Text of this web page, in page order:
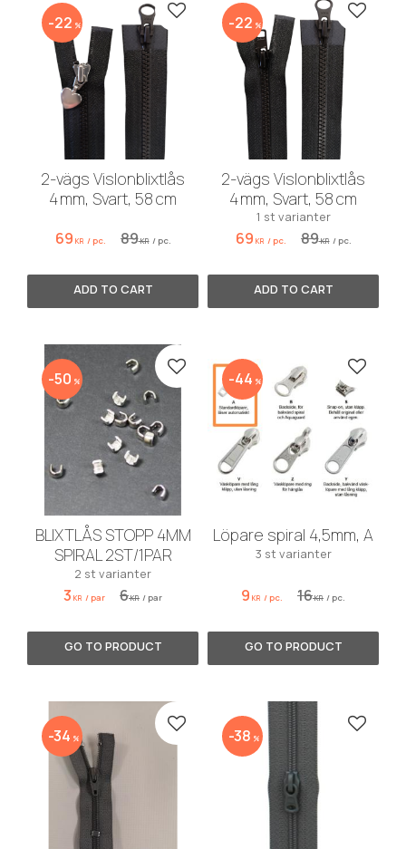
2-vägs Vislonblixtlås
4 mm, Svart, 58 cm
69 KR /pc. 89KR /pc.
22 % Add to favorites
2-vägs Vislonblixtlås
4 mm, Svart, 58 cm
1 st varianter
69 KR /pc. 89KR /pc.
22 % Add to
BLIXTLÅS STOPP 4MM
SPIRAL 2ST/1PAR
2 st varianter
3 KR /par 6KR /par
50 % Add to favorites
Löpare spiral 4,5mm, A
3 st varianter
9 KR /pc. 16KR /pc.
44 % Add to
34 % Add to favorites
38 % Add to